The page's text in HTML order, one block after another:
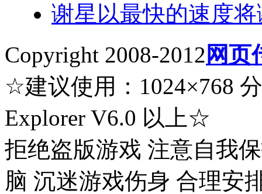
谢星以最快的速度
Copyright 2008-2012 网页
☆建议使用：1024×768
Explorer V6.0 以上☆
拒绝盗版游戏 注意自我
脑 沉迷游戏伤身 合理安